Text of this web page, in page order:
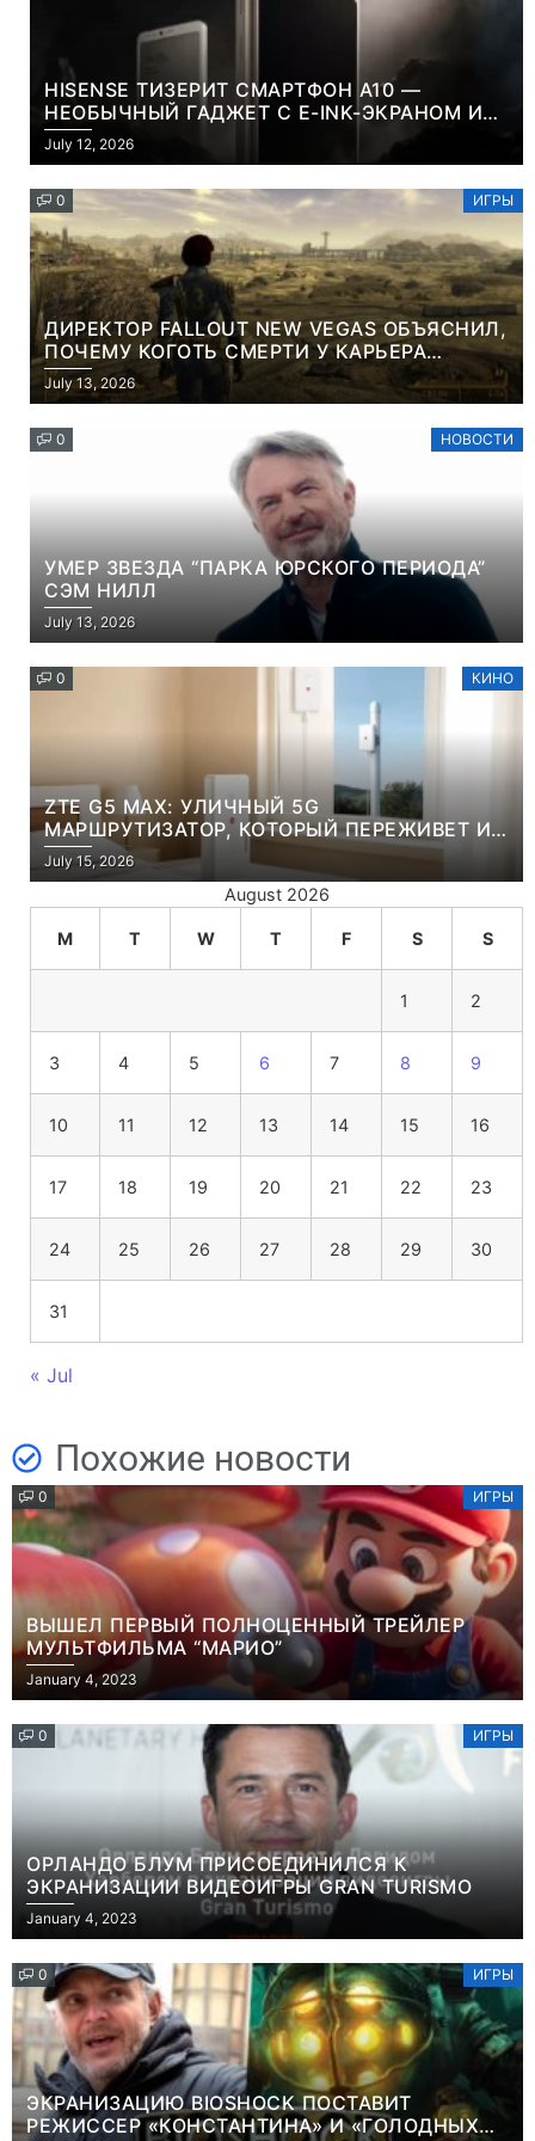
HISENSE ТИЗЕРИТ СМАРТФОН A10 —
НЕОБЫЧНЫЙ ГАДЖЕТ С E-INK-ЭКРАНОМ И
СЪЕМНОЙ LCD-ПАНЕЛЬЮ ДЛЯ ЦВЕТНОГО
КОНТЕНТА И СОЦСЕТЕЙ
July 12, 2026
0 ИГРЫ
ДИРЕКТОР FALLOUT NEW VEGAS ОБЪЯСНИЛ,
ПОЧЕМУ КОГОТЬ СМЕРТИ У КАРЬЕРА
НАМЕРЕННО СНОСИТ ВАМ ГОЛОВУ
July 13, 2026
0 НОВОСТИ
УМЕР ЗВЕЗДА “ПАРКА ЮРСКОГО ПЕРИОДА”
СЭМ НИЛЛ
July 13, 2026
0 КИНО
ZTE G5 MAX: УЛИЧНЫЙ 5G
МАРШРУТИЗАТОР, КОТОРЫЙ ПЕРЕЖИВЕТ И
ЛЮТУЮ ЗИМУ, И ЖАРКОЕ ЛЕТО
July 15, 2026
August 2026
M T W T F S S
1 2
3 4 5 6 7 8 9
10 11 12 13 14 15 16
17 18 19 20 21 22 23
24 25 26 27 28 29 30
31
« Jul
Похожие новости
0 ИГРЫ
ВЫШЕЛ ПЕРВЫЙ ПОЛНОЦЕННЫЙ ТРЕЙЛЕР
МУЛЬТФИЛЬМА “МАРИО”
January 4, 2023
0 ИГРЫ
ОРЛАНДО БЛУМ ПРИСОЕДИНИЛСЯ К
ЭКРАНИЗАЦИИ ВИДЕОИГРЫ GRAN TURISMO
January 4, 2023
0 ИГРЫ
ЭКРАНИЗАЦИЮ BIOSHOCK ПОСТАВИТ
РЕЖИССЕР «КОНСТАНТИНА» И «ГОЛОДНЫХ